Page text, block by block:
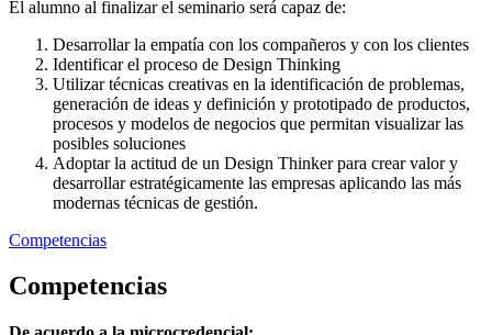
El alumno al finalizar el seminario será capaz de:
Desarrollar la empatía con los compañeros y con los clientes
Identificar el proceso de Design Thinking
Utilizar técnicas creativas en la identificación de problemas,
generación de ideas y definición y prototipado de productos,
procesos y modelos de negocios que permitan visualizar las
posibles soluciones
Adoptar la actitud de un Design Thinker para crear valor y
desarrollar estratégicamente las empresas aplicando las más
modernas técnicas de gestión.
Competencias
Competencias